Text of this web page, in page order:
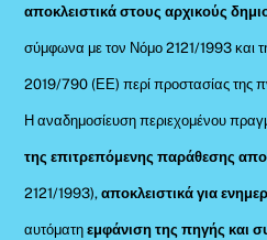
αποκλειστικά στους αρχικούς
σύμφωνα με τον Νόμο 2121/1993 και
2019/790 (ΕΕ) περί προστασίας της
Η αναδημοσίευση περιεχομένου
της επιτρεπόμενης παράθεσης
2121/1993), αποκλειστικά για
αυτόματηεμφάνιση της πηγής και